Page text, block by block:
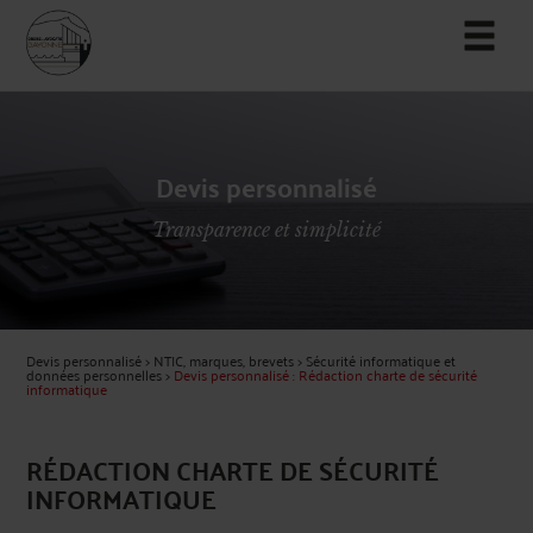
Devis personnalisé
Transparence et simplicité
Devis personnalisé>NTIC, marques, brevets>Sécurité informatique et
données personnelles>Devis personnalisé : Rédaction charte de sécurité
informatique
RÉDACTION CHARTE DE SÉCURITÉ
INFORMATIQUE